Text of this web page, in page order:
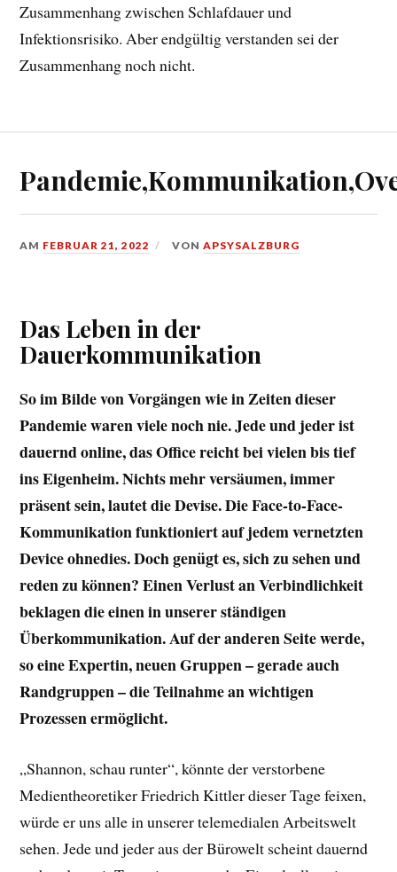
Zusammenhang zwischen Schlafdauer und
Infektionsrisiko. Aber endgültig verstanden sei der
Zusammenhang noch nicht.
AM FEBRUAR 21, 2022 VONAPSYSALZBURG
Das Leben in der
Dauerkommunikation
So im Bilde von Vorgängen wie in Zeiten dieser
Pandemie waren viele noch nie. Jede und jeder ist
dauernd online, das Office reicht bei vielen bis tief
ins Eigenheim. Nichts mehr versäumen, immer
präsent sein, lautet die Devise. Die Face-to-Face-
Kommunikation funktioniert auf jedem vernetzten
Device ohnedies. Doch genügt es, sich zu sehen und
reden zu können? Einen Verlust an Verbindlichkeit
beklagen die einen in unserer ständigen
Überkommunikation. Auf der anderen Seite werde,
so eine Expertin, neuen Gruppen – gerade auch
Randgruppen – die Teilnahme an wichtigen
Prozessen ermöglicht.
„Shannon, schau runter“, könnte der verstorbene
Medientheoretiker Friedrich Kittler dieser Tage feixen,
würde er uns alle in unserer telemedialen Arbeitswelt
sehen. Jede und jeder aus der Bürowelt scheint dauernd